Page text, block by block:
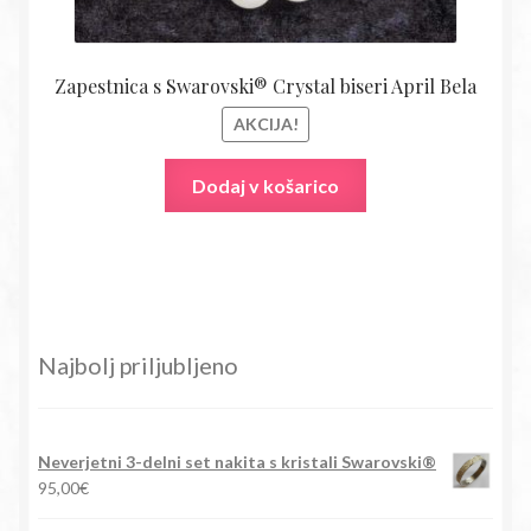
Zapestnica s Swarovski® Crystal biseri April Bela
AKCIJA!
Dodaj v košarico
Najbolj priljubljeno
Neverjetni 3-delni set nakita s kristali Swarovski®
95,00€